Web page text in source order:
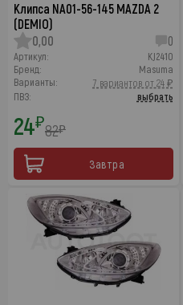
Клипса NA01-56-145 MAZDA 2
(DEMIO)
0,00
0
Артикул:
KJ2410
Бренд:
Masuma
Варианты:
7 вариантов от 24 ₽
ПВЗ:
выбрать
24₽82₽
Завтра